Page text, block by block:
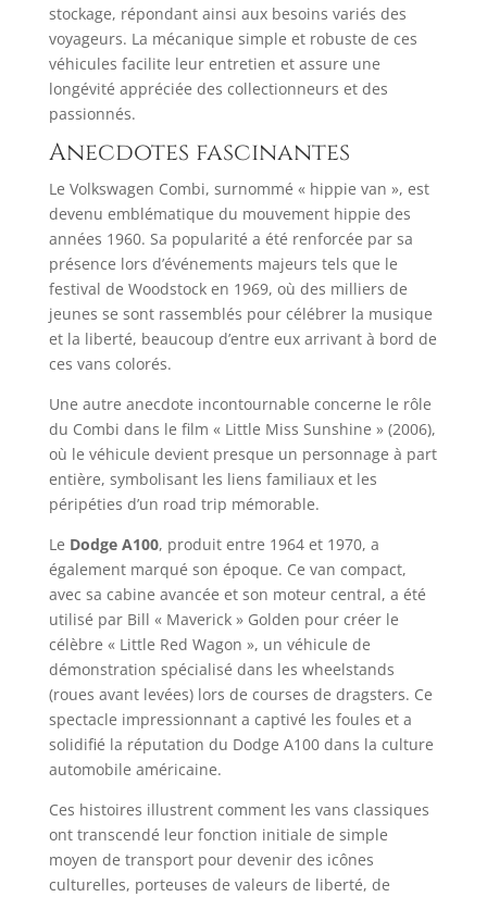
stockage, répondant ainsi aux besoins variés des
voyageurs. La mécanique simple et robuste de ces
véhicules facilite leur entretien et assure une
longévité appréciée des collectionneurs et des
passionnés.​
Anecdotes fascinantes
Le Volkswagen Combi, surnommé « hippie van », est
devenu emblématique du mouvement hippie des
années 1960. Sa popularité a été renforcée par sa
présence lors d’événements majeurs tels que le
festival de Woodstock en 1969, où des milliers de
jeunes se sont rassemblés pour célébrer la musique
et la liberté, beaucoup d’entre eux arrivant à bord de
ces vans colorés.
Une autre anecdote incontournable concerne le rôle
du Combi dans le film « Little Miss Sunshine » (2006),
où le véhicule devient presque un personnage à part
entière, symbolisant les liens familiaux et les
péripéties d’un road trip mémorable.​
Le Dodge A100, produit entre 1964 et 1970, a
également marqué son époque. Ce van compact,
avec sa cabine avancée et son moteur central, a été
utilisé par Bill « Maverick » Golden pour créer le
célèbre « Little Red Wagon », un véhicule de
démonstration spécialisé dans les wheelstands
(roues avant levées) lors de courses de dragsters. Ce
spectacle impressionnant a captivé les foules et a
solidifié la réputation du Dodge A100 dans la culture
automobile américaine.
Ces histoires illustrent comment les vans classiques
ont transcendé leur fonction initiale de simple
moyen de transport pour devenir des icônes
culturelles, porteuses de valeurs de liberté, de